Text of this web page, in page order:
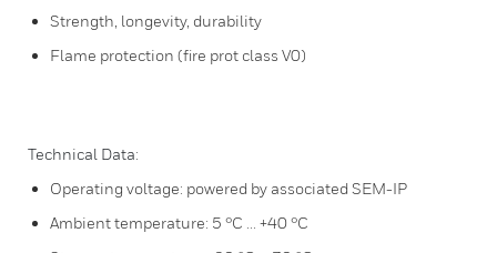
Strength, longevity, durability
Flame protection (fire prot class V0)
Technical Data:
Operating voltage: powered by associated SEM-IP
Ambient temperature: 5 °C ... +40 °C